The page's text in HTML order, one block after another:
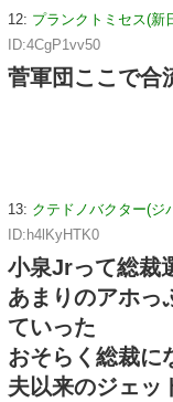
12: プランクトミセス(新
ID:4CgP1vv50
菅軍団ここで合
13: クテドノバクター(ジ
ID:h4lKyHTK0
小泉Jrって総裁
あまりのアホっ
ていった
おそらく総裁に
夫以来のジェッ